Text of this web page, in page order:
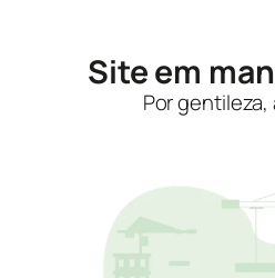
Site em
Por gentileza,